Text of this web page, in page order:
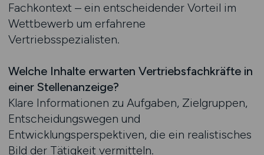
Fachkontext – ein entscheidender Vorteil im
Wettbewerb um erfahrene
Vertriebsspezialisten.
Welche Inhalte erwarten Vertriebsfachkräfte in
einer Stellenanzeige?
Klare Informationen zu Aufgaben, Zielgruppen,
Entscheidungswegen und
Entwicklungsperspektiven, die ein realistisches
Bild der Tätigkeit vermitteln.